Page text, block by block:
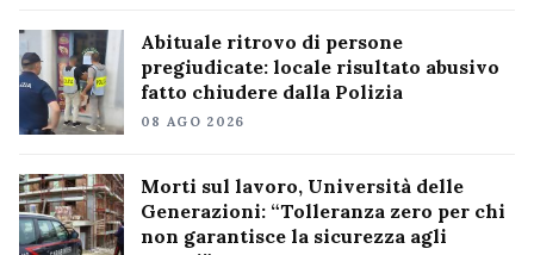
Abituale ritrovo di persone
pregiudicate: locale risultato abusivo
fatto chiudere dalla Polizia
08 AGO 2026
Morti sul lavoro, Università delle
Generazioni: “Tolleranza zero per chi
non garantisce la sicurezza agli